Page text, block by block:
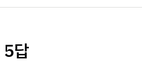
5답